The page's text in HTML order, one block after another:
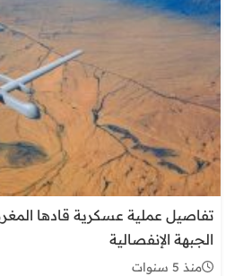
تفاصيل عملية عسكرية قادها
الجبهة الإنفصالية
منذ 5 سنوات